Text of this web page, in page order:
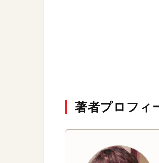
著者プロフィ